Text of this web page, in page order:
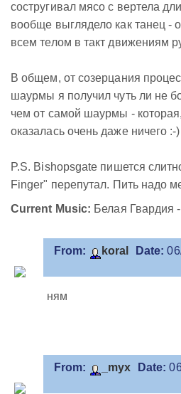
состругивал мясо с вертела
вообще выглядело как танец -
всем телом в такт движениям
В общем, от созерцания
шаурмы я получил чуть ли не
чем от самой шаурмы -
оказалась очень даже ничего :-)
P.S. Bishopsgate пишется
Finger" перепутал. Пить надо
Current Music: Белая Гвардия
From: koral Date:
ням
From: _myx Date: